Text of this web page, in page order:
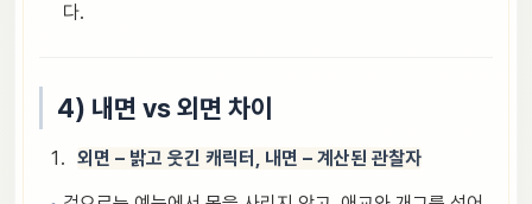
다.
4) 내면 vs 외면 차이
외면 – 밝고 웃긴 캐릭터, 내면 – 계산된 관찰자